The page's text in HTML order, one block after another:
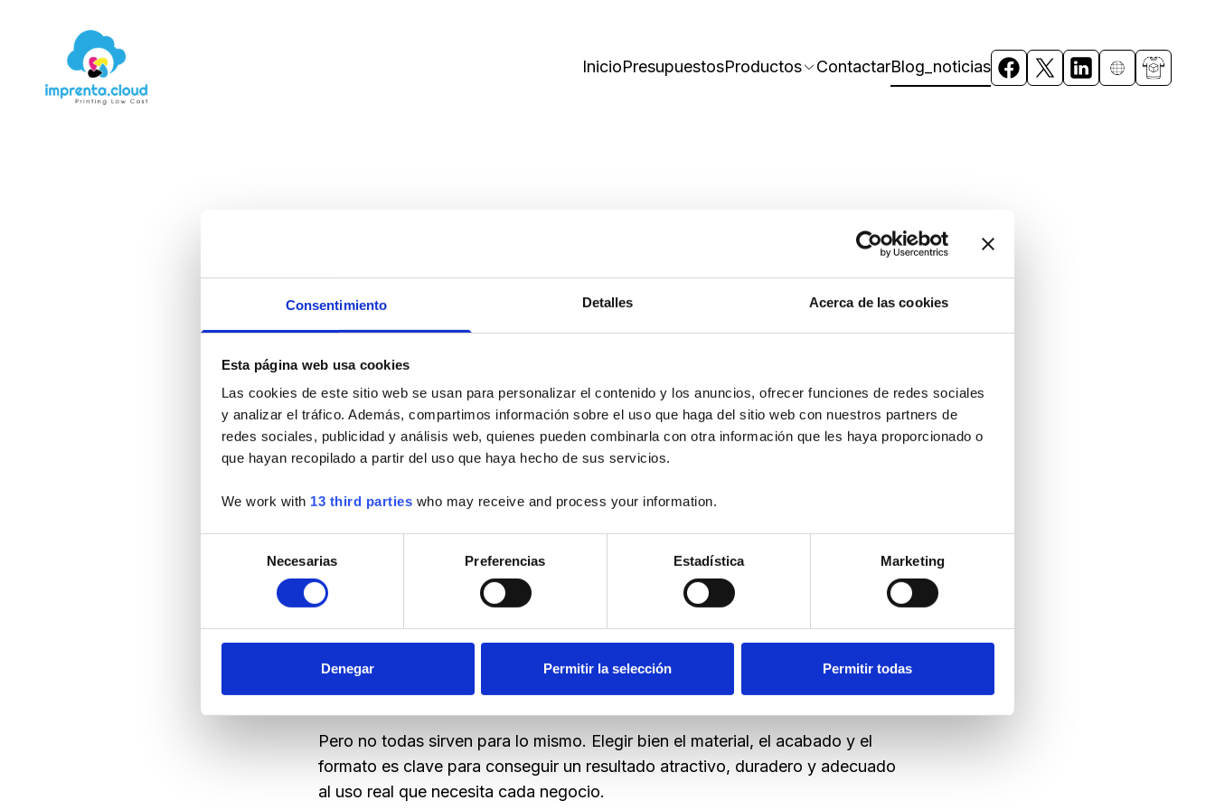
Consentimiento Detalles Acerca de las cookies
Esta página web usa cookies
Las cookies de este sitio web se usan para personalizar el contenido y los anuncios, ofrecer funciones de redes sociales
y analizar el tráfico. Además, compartimos información sobre el uso que haga del sitio web con nuestros partners de
redes sociales, publicidad y análisis web, quienes pueden combinarla con otra información que les haya proporcionado o
que hayan recopilado a partir del uso que haya hecho de sus servicios.
We work with 13 third parties who may receive and process your information.
consentimiento
Necesarias Preferencias Estadística Marketing
Denegar Permitir la selección Permitir todas
InicioPresupuestosProductos ContactarBlog_noticias
Pegatinas y etiquetas personalizadas:
cómo elegir la mejor opción para tu
negocio
Apr 09, 2026
Las pegatinas y etiquetas personalizadas son una solución muy práctica para
mejorar la presentación de productos, reforzar la imagen de marca y dar un
acabado más profesional a envíos, sobres, cajas, bolsas o packaging.
Pero no todas sirven para lo mismo. Elegir bien el material, el acabado y el
formato es clave para conseguir un resultado atractivo, duradero y adecuado
al uso real que necesita cada negocio.